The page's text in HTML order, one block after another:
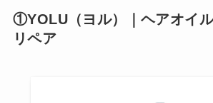
①YOLU（ヨル）｜ヘアオイ
リペア